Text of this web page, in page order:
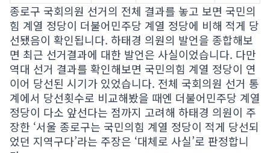
종로구 국회의원 선거의 전체 결과를 놓고 보면 국민의
힘 계열 정당이 더불어민주당 계열 정당에 비해 적게 당
선됐음이 확인됩니다. 하태경 의원의 발언을 종합해보
면 최근 선거결과에 대한 발언은 사실이었습니다. 다만
역대 선거 결과를 확인해보면 국민의힘 계열 정당이 연
이어 당선된 시기가 있었습니다. 전체 국회의원 선거 통
계에서 당선횟수로 비교해봤을 때엔 더불어민주당 계열
정당이 다소 앞선다는 점까지 고려해 하태경 의원이 주
장한 ‘서울 종로구는 국민의힘 계열 정당이 적게 당선되
었던 지역구다’라는 주장은 ‘대체로 사실’로 판정합니